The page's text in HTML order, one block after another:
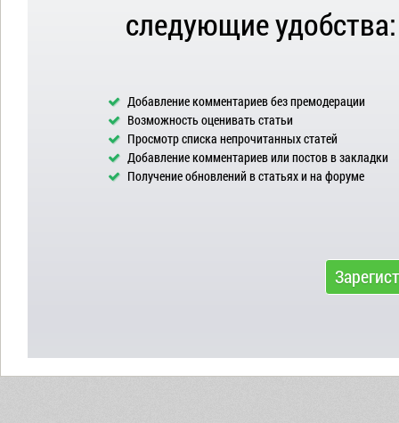
следующие удобства:
Добавление комментариев без премодерации
Возможность оценивать статьи
Просмотр списка непрочитанных статей
Добавление комментариев или постов в закладки
Получение обновлений в статьях и на форуме